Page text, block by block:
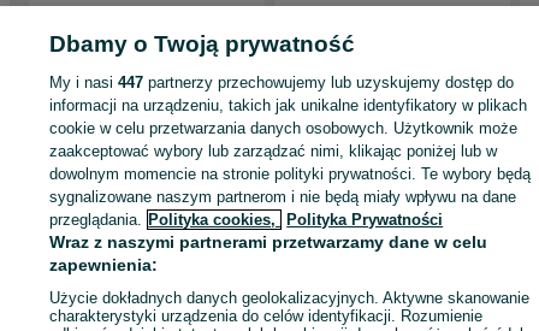
Strona główna Rolnictwo Części do maszyn rolniczych
Części do maszyn
rolniczych - Mazowieckie
Części do maszyn rolniczych - Pruszków
KATEGORIA
427812687 Wyświetlenia:
Zadzwoń / SMS Wyślij wiadomość
Dbamy o Twoją prywatność
My i nasi447 partnerzy przechowujemy lub uzyskujemy dostęp do
informacji na urządzeniu, takich jak unikalne identyfikatory w plikach
cookie w celu przetwarzania danych osobowych. Użytkownik może
zaakceptować wybory lub zarządzać nimi, klikając poniżej lub w
dowolnym momencie na stronie polityki prywatności. Te wybory będą
sygnalizowane naszym partnerom i nie będą miały wpływu na dane
przeglądania. Polityka cookies, Polityka Prywatności
Wraz z naszymi partnerami przetwarzamy dane w celu
zapewnienia:
Użycie dokładnych danych geolokalizacyjnych. Aktywne skanowanie
charakterystyki urządzenia do celów identyfikacji. Rozumienie